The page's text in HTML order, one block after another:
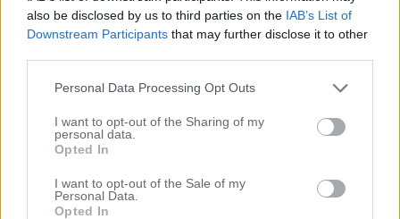
also be disclosed by us to third parties on the IAB’s List of
Downstream Participants that may further disclose it to other
Personal Data Processing Opt Outs
I want to opt-out of the Sharing of my
personal data.
Opted In
I want to opt-out of the Sale of my
Personal Data.
Opted In
Jag har blivit helt besatt i denna hårfärg. Man kan
med den nya tekniken ”Ecaille” och satsat helhjärtat
kund Lovisa som ville göra någonting annat denna
gång. Jag valde att lägga en bottenfärg, mycket
slingor och […]